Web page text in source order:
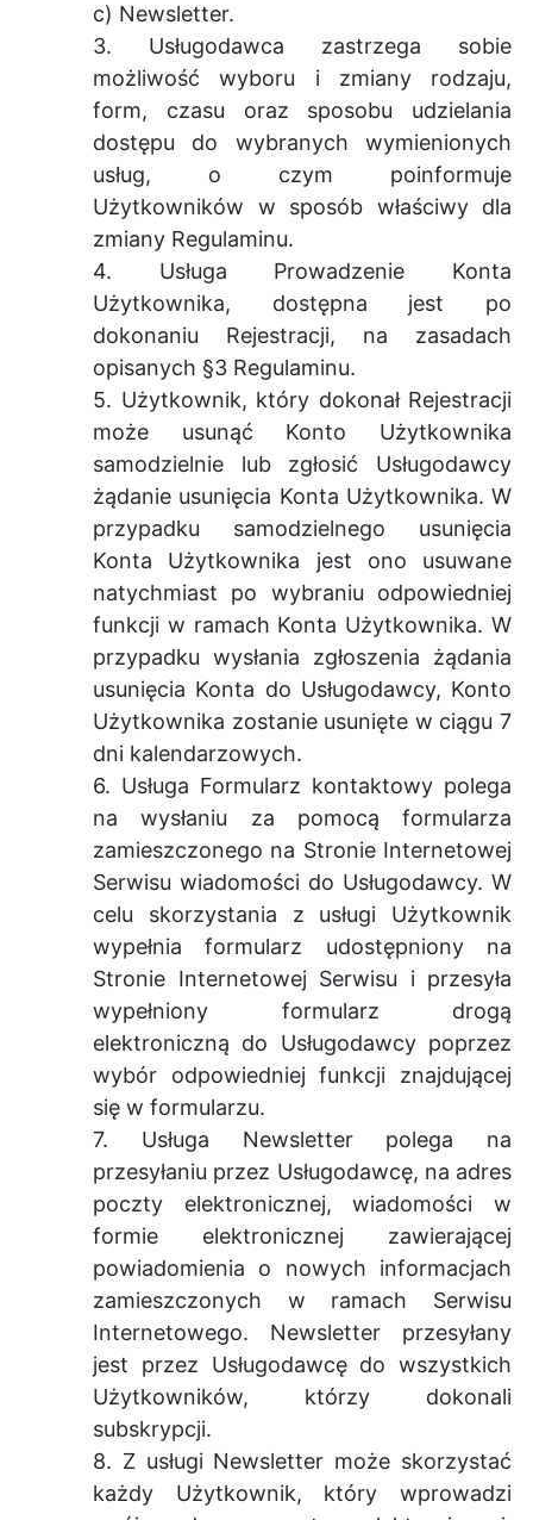
c) Newsletter.
3. Usługodawca zastrzega sobie
możliwość wyboru i zmiany rodzaju,
form, czasu oraz sposobu udzielania
dostępu do wybranych wymienionych
usług, o czym poinformuje
Użytkowników w sposób właściwy dla
zmiany Regulaminu.
4. Usługa Prowadzenie Konta
Użytkownika, dostępna jest po
dokonaniu Rejestracji, na zasadach
opisanych §3 Regulaminu.
5. Użytkownik, który dokonał Rejestracji
może usunąć Konto Użytkownika
samodzielnie lub zgłosić Usługodawcy
żądanie usunięcia Konta Użytkownika. W
przypadku samodzielnego usunięcia
Konta Użytkownika jest ono usuwane
natychmiast po wybraniu odpowiedniej
funkcji w ramach Konta Użytkownika. W
przypadku wysłania zgłoszenia żądania
usunięcia Konta do Usługodawcy, Konto
Użytkownika zostanie usunięte w ciągu 7
dni kalendarzowych.
6. Usługa Formularz kontaktowy polega
na wysłaniu za pomocą formularza
zamieszczonego na Stronie Internetowej
Serwisu wiadomości do Usługodawcy. W
celu skorzystania z usługi Użytkownik
wypełnia formularz udostępniony na
Stronie Internetowej Serwisu i przesyła
wypełniony formularz drogą
elektroniczną do Usługodawcy poprzez
wybór odpowiedniej funkcji znajdującej
się w formularzu.
7. Usługa Newsletter polega na
przesyłaniu przez Usługodawcę, na adres
poczty elektronicznej, wiadomości w
formie elektronicznej zawierającej
powiadomienia o nowych informacjach
zamieszczonych w ramach Serwisu
Internetowego. Newsletter przesyłany
jest przez Usługodawcę do wszystkich
Użytkowników, którzy dokonali
subskrypcji.
8. Z usługi Newsletter może skorzystać
każdy Użytkownik, który wprowadzi